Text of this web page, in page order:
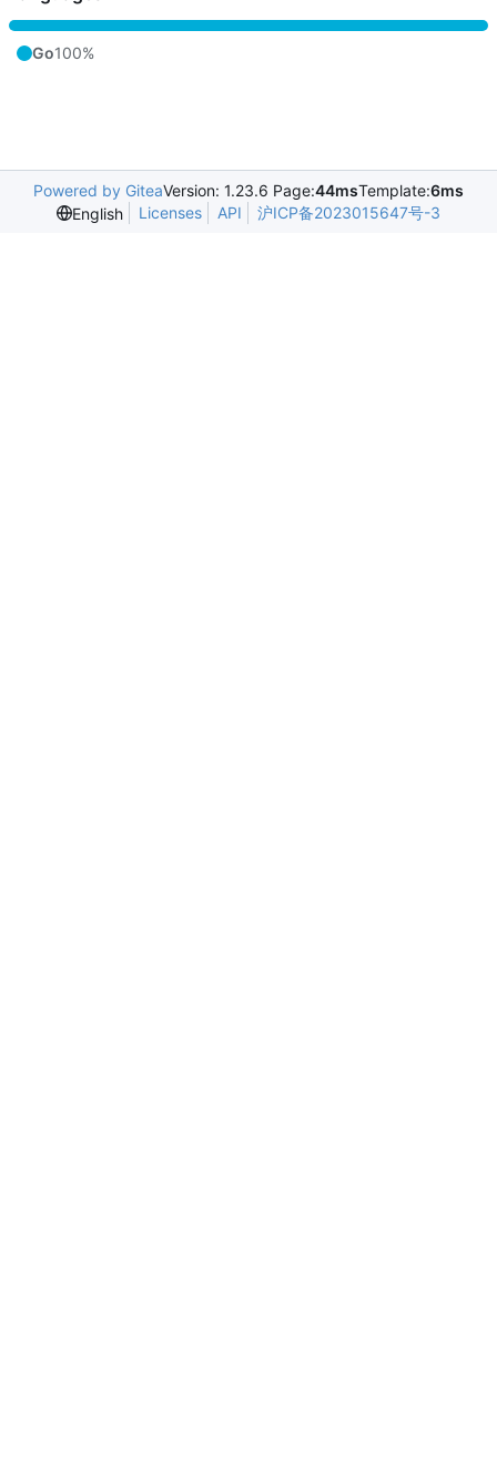
Go100%
Powered by GiteaVersion: 1.23.6 Page:44msTemplate:6ms
English
Licenses API 沪ICP备2023015647号-3